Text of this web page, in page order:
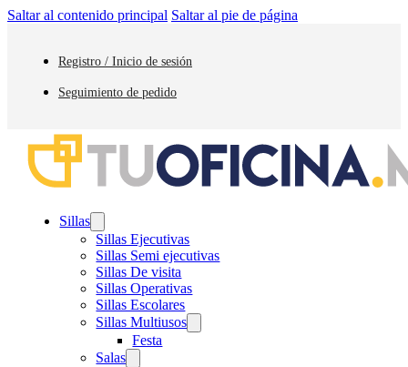
Saltar al contenido principal Saltar al pie de página
Registro / Inicio de sesión
Seguimiento de pedido
Sillas
Sillas Ejecutivas
Sillas Semi ejecutivas
Sillas De visita
Sillas Operativas
Sillas Escolares
Sillas Multiusos
Festa
Salas